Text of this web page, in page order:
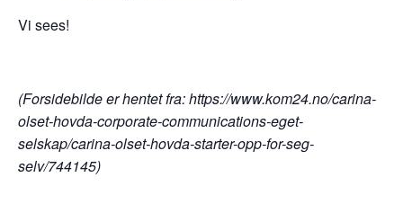
Vi sees!
(Forsidebilde er hentet fra: https://www.kom24.no/carina-
olset-hovda-corporate-communications-eget-
selskap/carina-olset-hovda-starter-opp-for-seg-
selv/744145)